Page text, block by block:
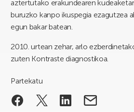
aztertutako erakundearen
buruzko kanpo ikuspegia ezagutzea
egun bakar batean.
2010. urtean zehar, arlo
zuten Kontraste diagnostikoa.
Partekatu